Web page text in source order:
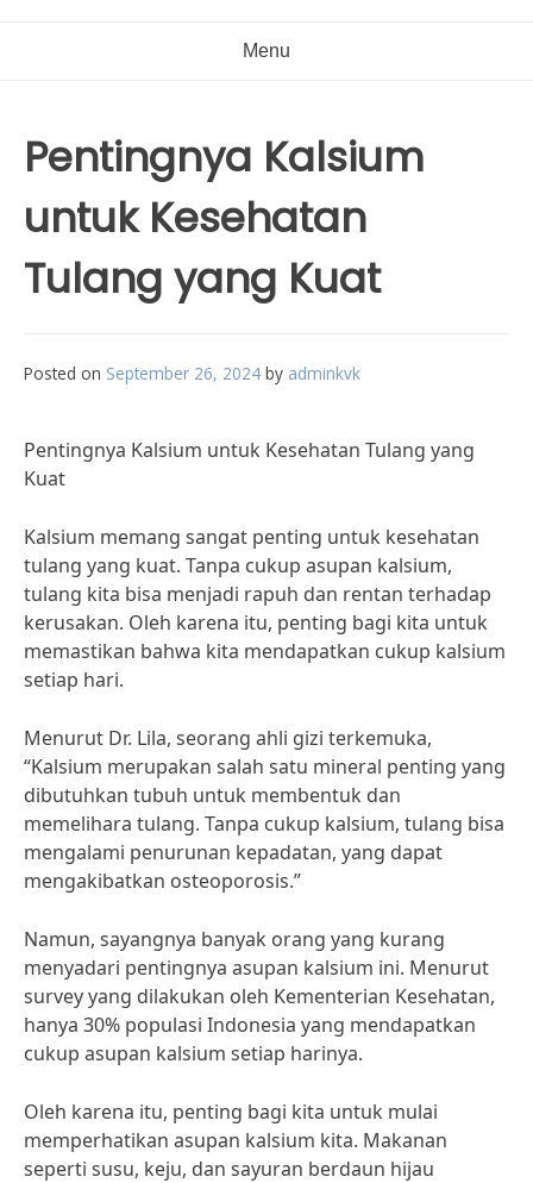
Menu
Pentingnya Kalsium
untuk Kesehatan
Tulang yang Kuat
Posted on September 26, 2024 by adminkvk
Pentingnya Kalsium untuk Kesehatan Tulang yang
Kuat
Kalsium memang sangat penting untuk kesehatan
tulang yang kuat. Tanpa cukup asupan kalsium,
tulang kita bisa menjadi rapuh dan rentan terhadap
kerusakan. Oleh karena itu, penting bagi kita untuk
memastikan bahwa kita mendapatkan cukup kalsium
setiap hari.
Menurut Dr. Lila, seorang ahli gizi terkemuka,
“Kalsium merupakan salah satu mineral penting yang
dibutuhkan tubuh untuk membentuk dan
memelihara tulang. Tanpa cukup kalsium, tulang bisa
mengalami penurunan kepadatan, yang dapat
mengakibatkan osteoporosis.”
Namun, sayangnya banyak orang yang kurang
menyadari pentingnya asupan kalsium ini. Menurut
survey yang dilakukan oleh Kementerian Kesehatan,
hanya 30% populasi Indonesia yang mendapatkan
cukup asupan kalsium setiap harinya.
Oleh karena itu, penting bagi kita untuk mulai
memperhatikan asupan kalsium kita. Makanan
seperti susu, keju, dan sayuran berdaun hijau